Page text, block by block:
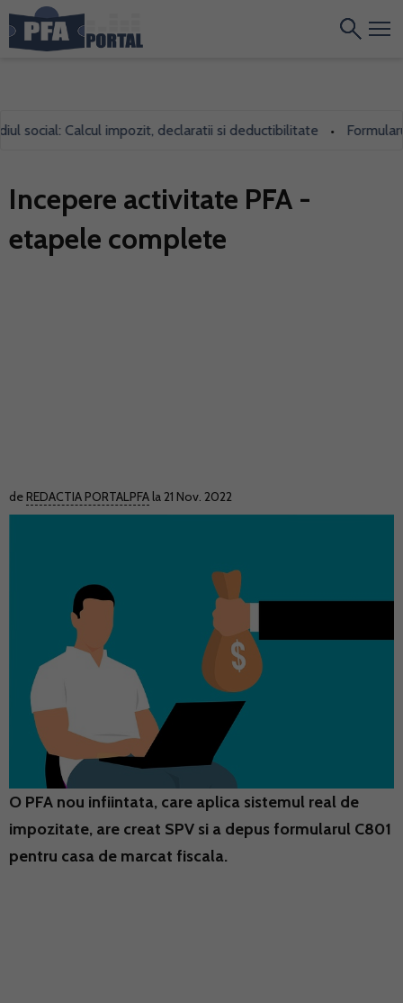
Calcul impozit, declaratii si deductibilitate • Formularul
Incepere activitate PFA -
etapele complete
de REDACTIA PORTALPFA la 21 Nov. 2022
O PFA nou infiintata, care aplica sistemul real de
impozitate, are creat SPV si a depus formularul C801
pentru casa de marcat fiscala.